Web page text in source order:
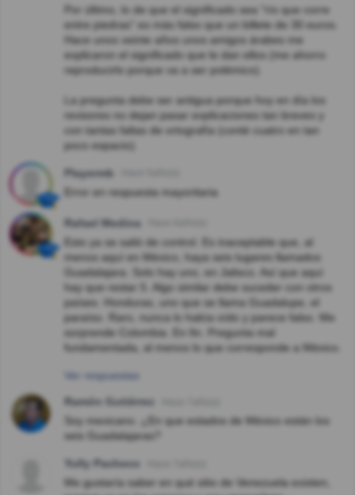
Por último, lo de que el significado sea "río que corre
entre piedras" es más falso que un billete de 30 euros.
Hace unos veinte años unos amigos árabes me
explicaron el significado que le dan ellos (me ahorro
reproducirlo porque va a ser polémico).
La pregunta debe ser antigua porque hoy en día los
revisores no dejan pasar explicaciones tan breves y
con tantas faltas de ortografía (conté cuatro en tan
poco espacio).
Playermb
Error en respuesta mayoritaria
Rafael Medina
Esto ya se salió de control. Es inaceptable que, al
menos aquí en México, haya seis lugares llamados
Guadalajara. Solo hay uno, en Jalisco. Así que aquí
hay que restar 5. Algo similar debe suceder con otros
países. Honduras, uno que se llama Guadalupe, el
paraíso. Raro, nunca lo había oído y parece falso. Me
sorprende Colombia. En fin. Pregunta mal
fundamentada, al menos lo que corresponde a México.
Ver respuestas
Ramón Gutiérrez
Soy mexicano. ¿En que estados de México están los
seis Guadalajaras?
Yully Pacheco
Me gustaría saber en qué sitio de Venezuela existen,